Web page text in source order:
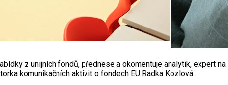
z unijních fondů, přednese a okomentuje analytik, expert na
komunikačních aktivit o fondech EU Radka Kozlová.